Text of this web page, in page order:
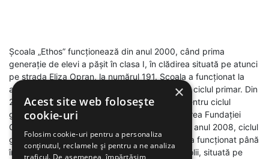
Şcoala „Ethos” funcţionează din anul 2000, când prima
generaţie de elevi a pășit în clasa I, în clădirea situată pe atunci
pe strada Eliza Opran, la numărul 191. Şcoala a funcţionat la
această adresă până în anul 2007, având doar ciclul primar. Din
2007 am primit autorizaţia de funcţionare şi pentru ciclul
gimnazial, care, în acel an a funcţionat în clădirea Fundaţiei
Creştine Ethos de pe strada Păltiniş, nr. 57. Din anul 2008, ciclul
gimnazial s-a mutat pe strada Geniştilor unde a funcţionat până
în toamna anului 2010, când noua clădire a şcolii, situată pe
×
Acest site web folosește
cookie-uri
Folosim cookie-uri pentru a personaliza
conținutul, reclamele și pentru a ne analiza
traficul. De asemenea, împărtășim